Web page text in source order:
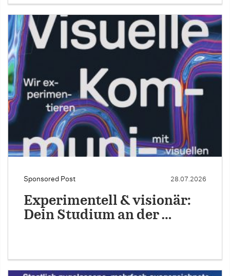
Sponsored Post 28.07.2026
Experimentell & visionär:
Dein Studium an der …